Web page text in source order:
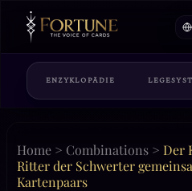
ENZYKLOPÄDIE
Home > Combinations > Der
Ritter der Schwerter
Kartenpaars